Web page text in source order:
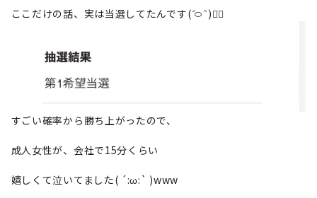
ここだけの話、実は当選してたんです( ᷇࿀ ᷆ )✌🏻
すごい確率から勝ち上がったので、
成人女性が、会社で15分くらい
嬉しくて泣いてました( ´:ω:` )www